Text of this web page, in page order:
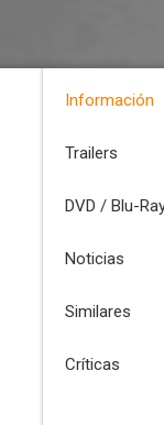
Información
Trailers
DVD / Blu-
Noticias
Similares
Críticas